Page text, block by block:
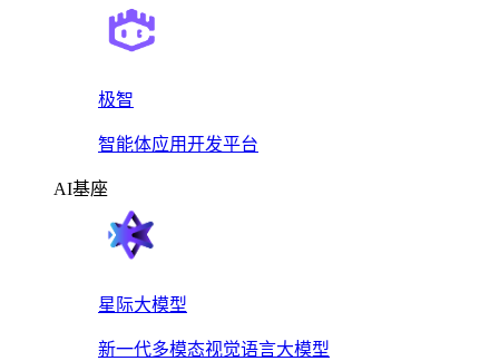
极智
智能体应用开发平台
AI基座
星际大模型
新一代多模态视觉语言大模型